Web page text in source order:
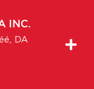
INC.
DA